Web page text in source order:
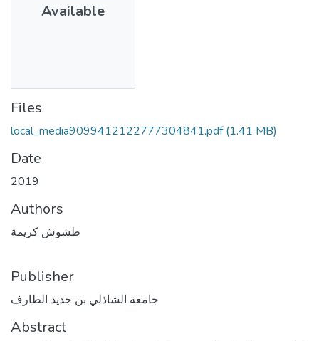
Available
Files
local_media9099412122777304841.pdf (1.41 MB)
Date
2019
Authors
طشوش كريمة
Publisher
جامعة الشاذلي بن جديد الطارف
Abstract